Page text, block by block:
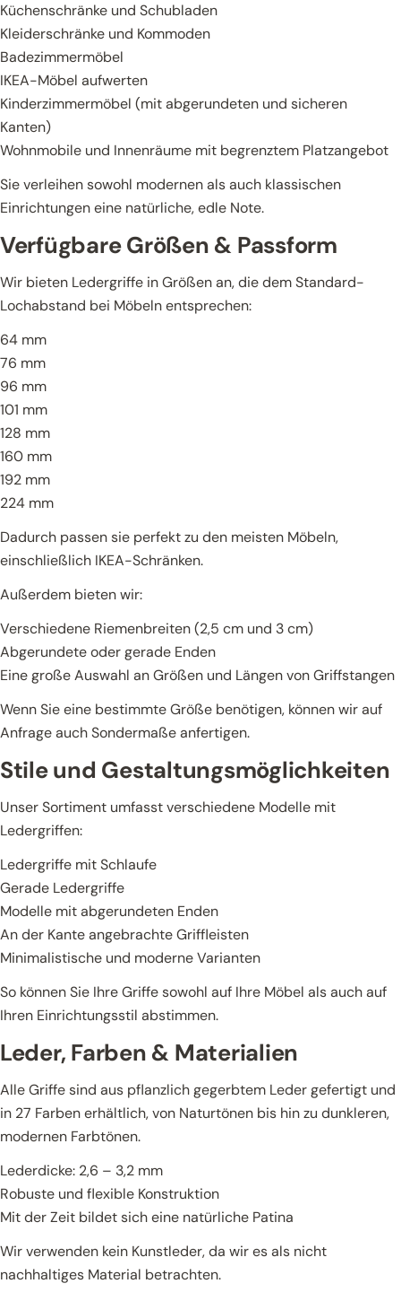
Küchenschränke und Schubladen
Kleiderschränke und Kommoden
Badezimmermöbel
IKEA-Möbel aufwerten
Kinderzimmermöbel (mit abgerundeten und sicheren
Kanten)
Wohnmobile und Innenräume mit begrenztem Platzangebot
Sie verleihen sowohl modernen als auch klassischen
Einrichtungen eine natürliche, edle Note.
Verfügbare Größen & Passform
Wir bieten Ledergriffe in Größen an, die dem Standard-
Lochabstand bei Möbeln entsprechen:
64 mm
76 mm
96 mm
101 mm
128 mm
160 mm
192 mm
224 mm
Dadurch passen sie perfekt zu den meisten Möbeln,
einschließlich IKEA-Schränken.
Außerdem bieten wir:
Verschiedene Riemenbreiten (2,5 cm und 3 cm)
Abgerundete oder gerade Enden
Eine große Auswahl an Größen und Längen von Griffstangen
Wenn Sie eine bestimmte Größe benötigen, können wir auf
Anfrage auch Sondermaße anfertigen.
Stile und Gestaltungsmöglichkeiten
Unser Sortiment umfasst verschiedene Modelle mit
Ledergriffen:
Ledergriffe mit Schlaufe
Gerade Ledergriffe
Modelle mit abgerundeten Enden
An der Kante angebrachte Griffleisten
Minimalistische und moderne Varianten
So können Sie Ihre Griffe sowohl auf Ihre Möbel als auch auf
Ihren Einrichtungsstil abstimmen.
Leder, Farben & Materialien
Alle Griffe sind aus pflanzlich gegerbtem Leder gefertigt und
in 27 Farben erhältlich, von Naturtönen bis hin zu dunkleren,
modernen Farbtönen.
Lederdicke: 2,6 – 3,2 mm
Robuste und flexible Konstruktion
Mit der Zeit bildet sich eine natürliche Patina
Wir verwenden kein Kunstleder, da wir es als nicht
nachhaltiges Material betrachten.